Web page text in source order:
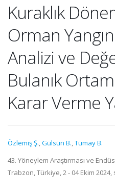
Kuraklık
Orman
Analizi ve
Bulanık
Karar Verme
Özlemiş Ş.,Gülsün B.,Tümay B.
43. Yöneylem Araştırması ve
Trabzon, Türkiye, 2 - 04 Ekim 2024,